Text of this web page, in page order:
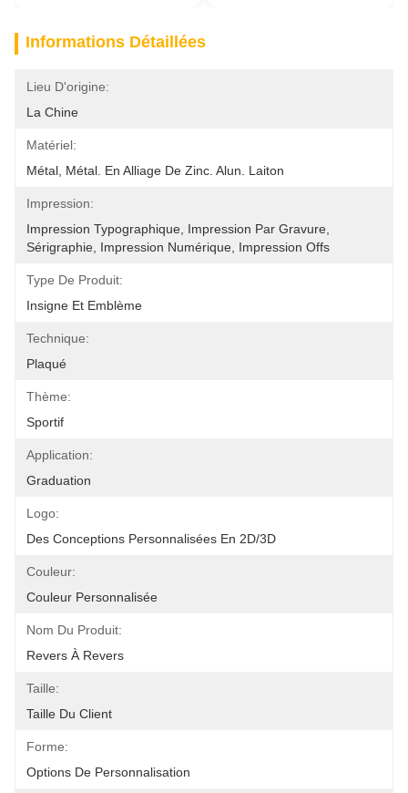
Informations Détaillées
Lieu D'origine:
La Chine
Matériel:
Métal, Métal. En Alliage De Zinc. Alun. Laiton
Impression:
Impression Typographique, Impression Par Gravure,
Sérigraphie, Impression Numérique, Impression Offs
Type De Produit:
Insigne Et Emblème
Technique:
Plaqué
Thème:
Sportif
Application:
Graduation
Logo:
Des Conceptions Personnalisées En 2D/3D
Couleur:
Couleur Personnalisée
Nom Du Produit:
Revers À Revers
Taille:
Taille Du Client
Forme:
Options De Personnalisation